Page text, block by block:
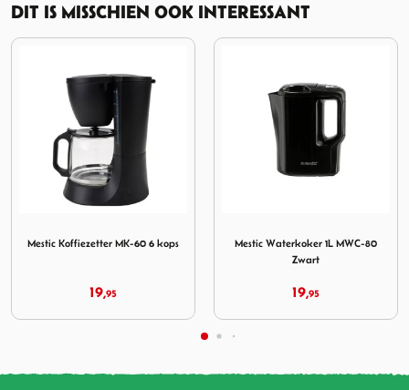
DIT IS MISSCHIEN OOK INTERESSANT
Mestic Waterkoker 1L MWC-80
19,
Haba Caldera Waterkoker12V
24,